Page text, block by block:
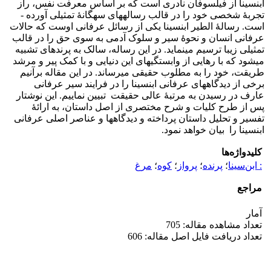
ابن­سینا از فیلسوفان نادری است که بر اساس معرفت نفس، راز
تجربۀ شخصی خود را در قالب رساله­های سه­گانۀ تمثیلی آورده ­
است. رسالۀ الطیر ابن­سینا یکی از رسائل عرفانی اوست که حالات
عرفانی انسان و نحوۀ سیر و سلوک آدمی به سوی حق را در قالب
تمثیلی زیبا ترسیم می­نماید. در این رساله، سالک به پرنده­ای تشبیه
می­شود که با رهایی از وابستگی­های این دنیایی و با کمک پیر و مرشد
طریقت، خود را به مطلوب حقیقی می­رساند. در این مقاله برآنیم
برخی از دیدگاه­های عرفانی ابن­سینا را در فرایند سیر عرفانی
عارف در رسیدن به مرتبۀ عالی حقیقت تبیین نماییم. این نوشتار
پس از طرح کلیات و شرح مختصری از اصل داستان، به ارائۀ
تفسیر و تحلیل داستان پرداخته و دیدگاه­ها و عناصر اصلی عرفانی
ابن­سینا را بیان خواهد نمود.
کلیدواژه‌ها
: ابن‌سینا؛ پرنده؛ پرواز ؛ کوه؛ مرغ
مراجع
آمار
تعداد مشاهده مقاله: 705
تعداد دریافت فایل اصل مقاله: 606